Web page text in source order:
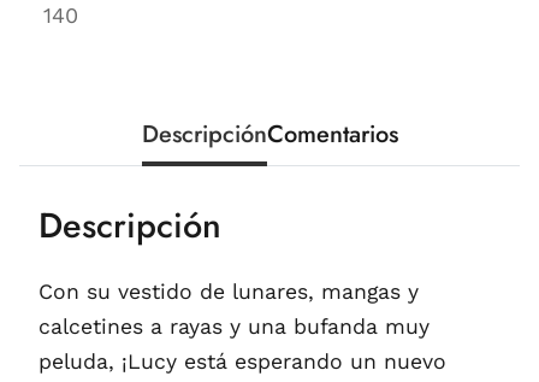
140
DescripciónComentarios
Descripción
Con su vestido de lunares, mangas y
calcetines a rayas y una bufanda muy
peluda, ¡Lucy está esperando un nuevo